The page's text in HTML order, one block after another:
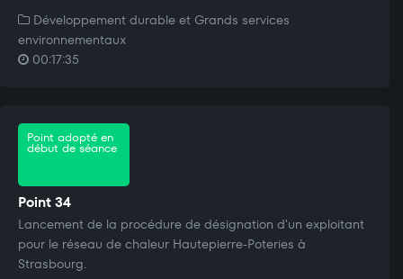
Développement durable et Grands services
environnementaux
00:17:35
Point adopté en
début de séance
Point 34
Lancement de la procédure de désignation d'un exploitant
pour le réseau de chaleur Hautepierre-Poteries à
Strasbourg.